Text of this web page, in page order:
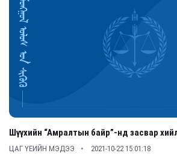
Шүүхийн “Амралтын байр”-нд засвар
ЦАГ ҮЕИЙН МЭДЭЭ 2021-10-22 15:01:18